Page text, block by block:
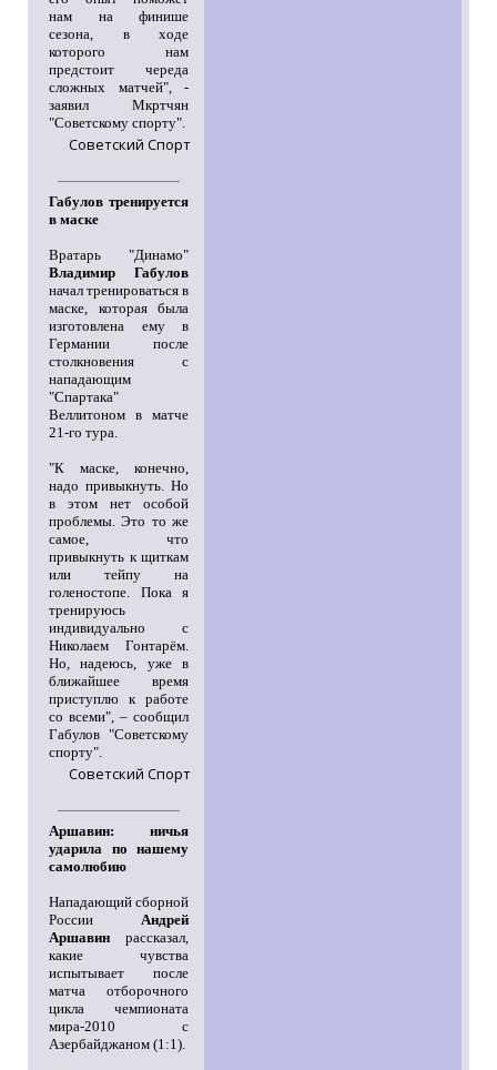
нам на финише
сезона, в ходе
которого нам
предстоит череда
сложных матчей", -
заявил Мкртчян
"Советскому спорту".
Советский Спорт
Габулов тренируется
в маске
Вратарь "Динамо"
Владимир Габулов
начал тренироваться в
маске, которая была
изготовлена ему в
Германии после
столкновения с
нападающим
"Спартака"
Веллитоном в матче
21-го тура.
"К маске, конечно,
надо привыкнуть. Но
в этом нет особой
проблемы. Это то же
самое, что
привыкнуть к щиткам
или тейпу на
голеностопе. Пока я
тренируюсь
индивидуально с
Николаем Гонтарём.
Но, надеюсь, уже в
ближайшее время
приступлю к работе
со всеми", – сообщил
Габулов "Советскому
спорту".
Советский Спорт
Аршавин: ничья
ударила по нашему
самолюбию
Нападающий сборной
России Андрей
Аршавин рассказал,
какие чувства
испытывает после
матча отборочного
цикла чемпионата
мира-2010 с
Азербайджаном (1:1).